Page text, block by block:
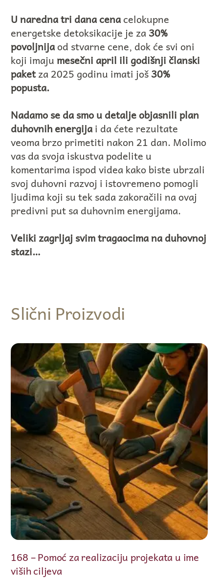
U naredna tri dana cenacelokupne
energetske detoksikacije je za30%
povoljnijaod stvarne cene, dok će svi oni
koji imaju mesečni april ili godišnji članski
paketza 2025 godinu imati još30%
popusta.
Nadamo se da smo u detalje objasnili plan
duhovnih energijai da ćete rezultate
veoma brzo primetiti nakon 21 dan. Molimo
vas da svoja iskustva podelite u
komentarima ispod videa kako biste ubrzali
svoj duhovni razvoj i istovremeno pomogli
ljudima koji su tek sada zakoračili na ovaj
predivni put sa duhovnim energijama.
Veliki zagrljaj svim tragaocima na duhovnoj
stazi…
Slični Proizvodi
– Pomoć za realizaciju projekata u ime
ciljeva